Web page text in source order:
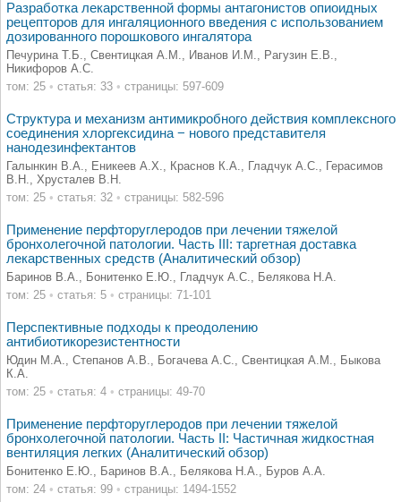
Разработка лекарственной формы антагонистов опиоидных
рецепторов для ингаляционного введения с использованием
дозированного порошкового ингалятора
Печурина Т.Б., Свентицкая А.М., Иванов И.М., Рагузин Е.В.,
Никифоров А.С.
том: 25 • статья: 33 • страницы: 597-609
Структура и механизм антимикробного действия комплексного
соединения хлоргексидина − нового представителя
нанодезинфектантов
Галынкин В.А., Еникеев А.Х., Краснов К.А., Гладчук А.С., Герасимов
В.Н., Хрусталев В.Н.
том: 25 • статья: 32 • страницы: 582-596
Применение перфторуглеродов при лечении тяжелой
бронхолегочной патологии. Часть III: таргетная доставка
лекарственных средств (Аналитический обзор)
Баринов В.А., Бонитенко Е.Ю., Гладчук А.С., Белякова Н.А.
том: 25 • статья: 5 • страницы: 71-101
Перспективные подходы к преодолению
антибиотикорезистентности
Юдин М.А., Степанов А.В., Богачева А.С., Свентицкая А.М., Быкова
К.А.
том: 25 • статья: 4 • страницы: 49-70
Применение перфторуглеродов при лечении тяжелой
бронхолегочной патологии. Часть II: Частичная жидкостная
вентиляция легких (Аналитический обзор)
Бонитенко Е.Ю., Баринов В.А., Белякова Н.А., Буров А.А.
том: 24 • статья: 99 • страницы: 1494-1552